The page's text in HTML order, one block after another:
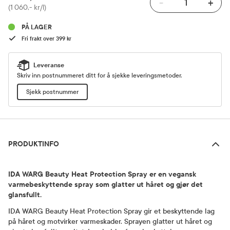
Pris
(1 060,- kr/l) - +
PÅ LAGER
Fri frakt over 399 kr
Leveranse
Skriv inn postnummeret ditt for å sjekke leveringsmetoder.
Sjekk postnummer
PRODUKTINFO
IDA WARG Beauty Heat Protection Spray er en vegansk
varmebeskyttende spray som glatter ut håret og gjør det
glansfullt.
IDA WARG Beauty Heat Protection Spray gir et beskyttende lag
på håret og motvirker varmeskader. Sprayen glatter ut håret og